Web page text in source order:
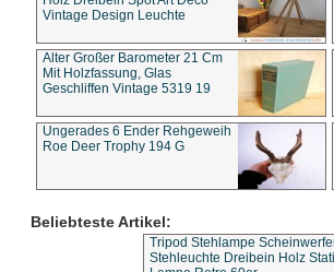
Vintage Design Leuchte
Alter Großer Barometer 21 Cm
Mit Holzfassung, Glas
Geschliffen Vintage 5319 19
Ungerades 6 Ender Rehgeweih
Roe Deer Trophy 194 G
Beliebteste Artikel:
Tripod Stehlampe
Stehleuchte Dreibein Holz